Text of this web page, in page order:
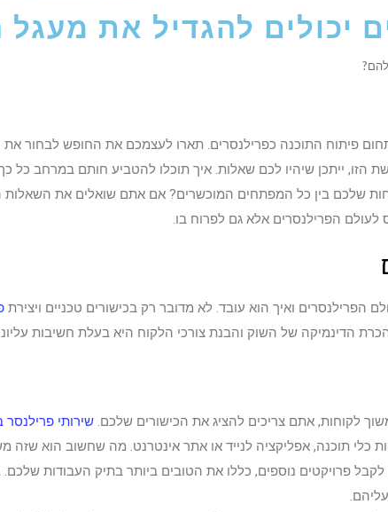
יכולים להגדיל את
פיתוח התוכנה כפרילנסרים. תארו לעצמכם את החופש לבחור
ייתכן שיהיו לכם שאלות. איך תוכלו להטביע חותם במרחב כל כך
שלכם בין כל המפתחים המוכשרים? אם אתם שואלים את
לעולם הפרילנסרים אלא גם לפרוח בו.
הפרילנסרים ואיך הוא עובד. לא מדובר רק בכישורים טכניים ויצירת
הדינמיקה של השוק והבנת צורכי הלקוח היא בעלת חשיבות
לקוחות, אתם צריכים להציג את הכישורים שלכם. שירותי
כלי תוכנה, אפליקציה לנייד או אתר אינטרנט. מה שחשוב הוא
פרויקטים נוספים, כללו את הטובים ביותר בתיק העבודות